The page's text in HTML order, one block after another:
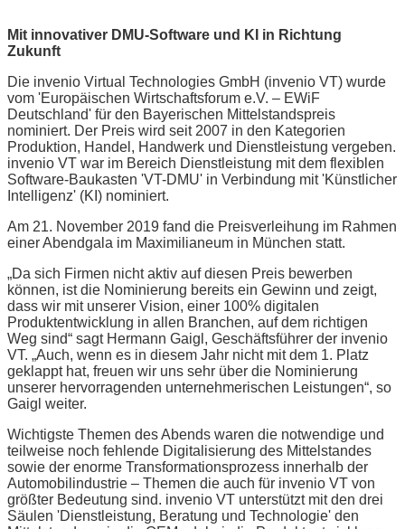
Mit innovativer DMU-Software und KI in Richtung
Zukunft
Die invenio Virtual Technologies GmbH (invenio VT) wurde
vom 'Europäischen Wirtschaftsforum e.V. – EWiF
Deutschland' für den Bayerischen Mittelstandspreis
nominiert. Der Preis wird seit 2007 in den Kategorien
Produktion, Handel, Handwerk und Dienstleistung vergeben.
invenio VT war im Bereich Dienstleistung mit dem flexiblen
Software-Baukasten 'VT-DMU' in Verbindung mit 'Künstlicher
Intelligenz' (KI) nominiert.
Am 21. November 2019 fand die Preisverleihung im Rahmen
einer Abendgala im Maximilianeum in München statt.
„Da sich Firmen nicht aktiv auf diesen Preis bewerben
können, ist die Nominierung bereits ein Gewinn und zeigt,
dass wir mit unserer Vision, einer 100% digitalen
Produktentwicklung in allen Branchen, auf dem richtigen
Weg sind“ sagt Hermann Gaigl, Geschäftsführer der invenio
VT. „Auch, wenn es in diesem Jahr nicht mit dem 1. Platz
geklappt hat, freuen wir uns sehr über die Nominierung
unserer hervorragenden unternehmerischen Leistungen“, so
Gaigl weiter.
Wichtigste Themen des Abends waren die notwendige und
teilweise noch fehlende Digitalisierung des Mittelstandes
sowie der enorme Transformationsprozess innerhalb der
Automobilindustrie – Themen die auch für invenio VT von
größter Bedeutung sind. invenio VT unterstützt mit den drei
Säulen 'Dienstleistung, Beratung und Technologie' den